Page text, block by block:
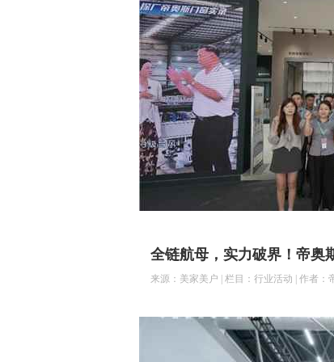
全链航母，实力破界！帝奥
来源：美家美户 | 栏目：行业活动 | 作者：